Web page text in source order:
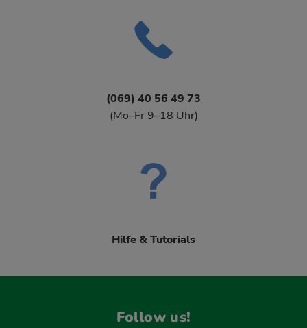
(069) 40 56 49 73
(Mo–Fr 9–18 Uhr)
Hilfe & Tutorials
Follow us!